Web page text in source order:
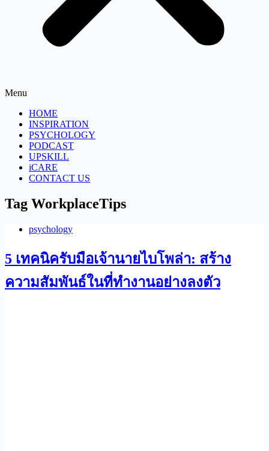
Menu
HOME
INSPIRATION
PSYCHOLOGY
PODCAST
UPSKILL
iCARE
CONTACT US
Tag WorkplaceTips
psychology
5 เทคนิครับมือเจ้านายไบโพล่า: สร้าง
ความสัมพันธ์ในที่ทำงานอย่างลงตัว